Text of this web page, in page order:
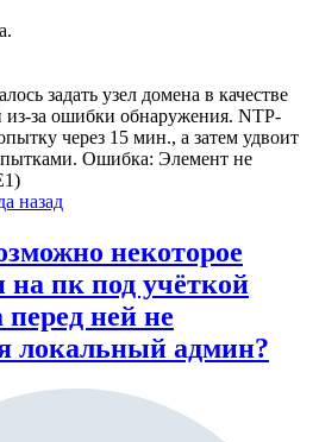
задать узел домена в качестве
из-за ошибки обнаружения. NTP-
через 15 мин., а затем удвоит
Ошибка: Элемент не
назад
некоторое
на пк под учёткой
ней не
локальный админ?